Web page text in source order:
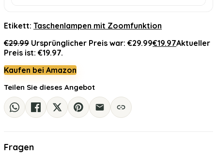
Etikett: Taschenlampen mit Zoomfunktion
€29.99 Ursprünglicher Preis war: €29.99€19.97Aktueller
Preis ist: €19.97.
Kaufen bei Amazon
Teilen Sie dieses Angebot
Fragen